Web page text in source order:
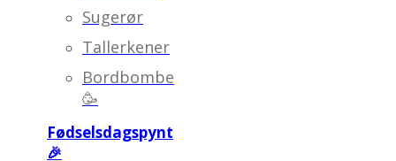
Sugerør
Tallerkener
Bordbombe
🥳
Fødselsdagspynt
🎉